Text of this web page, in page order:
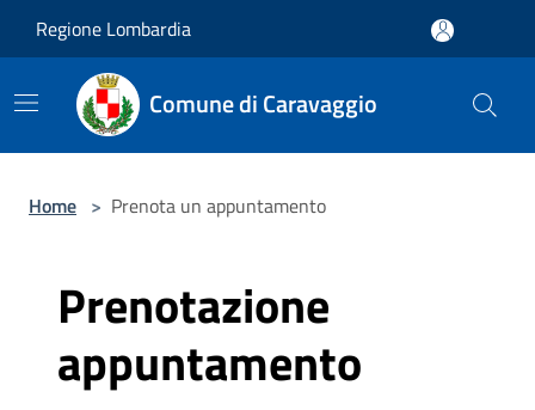
Regione Lombardia
Comune di Caravaggio
Home > Prenota un appuntamento
Prenotazione
appuntamento